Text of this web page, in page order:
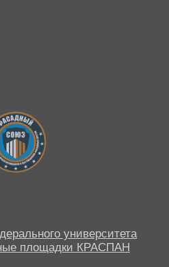
университета
площадки КРАСПАН